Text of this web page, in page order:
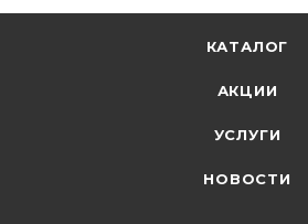
КАТАЛОГ
АКЦИИ
УСЛУГИ
НОВОСТИ